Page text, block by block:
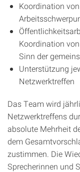
Koordination
Koordination
Sinn der
Unterstützung
Netzwerktreffen
Das Team wird
Netzwerktreffens
absolute Mehrheit
dem
zustimmen. Die
Sprecherinnen und